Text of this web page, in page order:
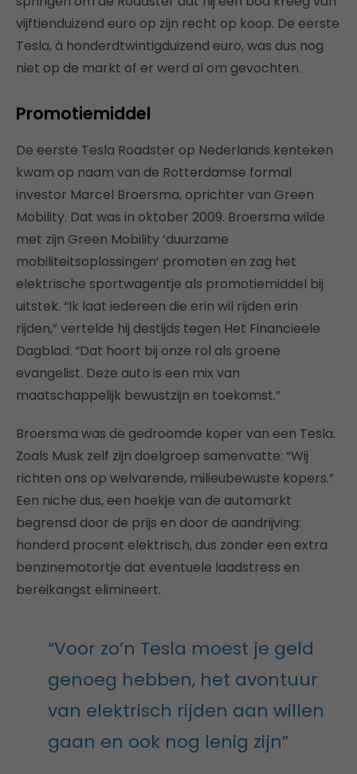
vijftienduizend euro op zijn recht op koop. De eerste
Tesla, à honderdtwintigduizend euro, was dus nog
niet op de markt of er werd al om gevochten.
Promotiemiddel
De eerste Tesla Roadster op Nederlands kenteken
kwam op naam van de Rotterdamse formal
investor Marcel Broersma, oprichter van Green
Mobility. Dat was in oktober 2009. Broersma wilde
met zijn Green Mobility ‘duurzame
mobiliteitsoplossingen’ promoten en zag het
elektrische sportwagentje als promotiemiddel bij
uitstek. “Ik laat iedereen die erin wil rijden erin
rijden,” vertelde hij destijds tegen Het Financieele
Dagblad. “Dat hoort bij onze rol als groene
evangelist. Deze auto is een mix van
maatschappelijk bewustzijn en toekomst.”
Broersma was de gedroomde koper van een Tesla.
Zoals Musk zelf zijn doelgroep samenvatte: “Wij
richten ons op welvarende, milieubewuste kopers.”
Een niche dus, een hoekje van de automarkt
begrensd door de prijs en door de aandrijving:
honderd procent elektrisch, dus zonder een extra
benzinemotortje dat eventuele laadstress en
bereikangst elimineert.
“Voor zo’n Tesla moest je geld
genoeg hebben, het avontuur
van elektrisch rijden aan willen
gaan en ook nog lenig zijn”